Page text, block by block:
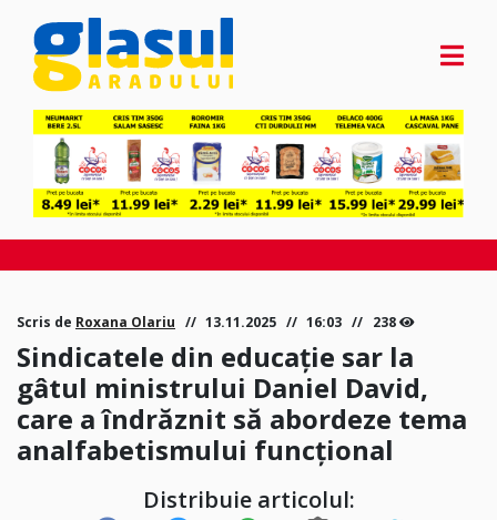
Scris de Roxana Olariu 13.11.2025 16:03 238
Sindicatele din educație sar la
gâtul ministrului Daniel David,
care a îndrăznit să abordeze tema
analfabetismului funcțional
Distribuie articolul: